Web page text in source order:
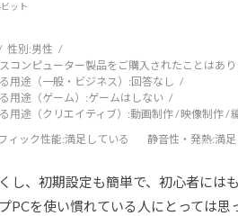
ット
性別:男性
コンピューター製品をご購入されたことはあ
用途（一般・ビジネス）: 回答なし
用途（ゲーム）:ゲームはしない
用途（クリエイティブ）:動画制作 / 映像制作 /
ィック性能:満足している 静音性・発熱:満
し、初期設定も簡単で、初心者にはも
PCを使い慣れている人にとっては思